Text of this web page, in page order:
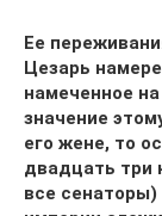
Ее
Цезарь
намеченное
значение
его жене, то
двадцать три
все